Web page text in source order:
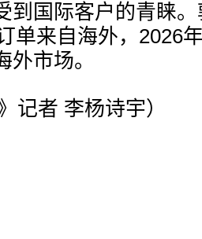
到国际客户的青睐
单来自海外，2026
市场。
记者 李杨诗宇）